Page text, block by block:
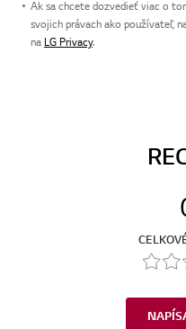
Ak sa chcete dozvedieť viac o
svojich právach ako používateľ,
na LG Privacy.